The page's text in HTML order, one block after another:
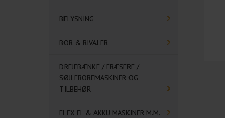
BELYSNING
BOR & RIVALER
DREJEBÆNKE / FRÆSERE /
SØJLEBOREMASKINER OG
TILBEHØR
FLEX EL & AKKU MASKINER M.M.